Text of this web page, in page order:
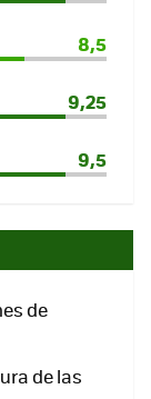
8,5
9,25
9,5
de
de las